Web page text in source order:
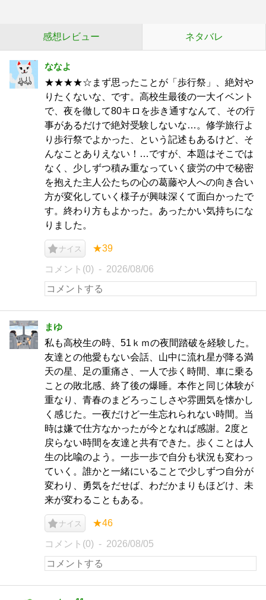
感想レビュー ネタバレ
ななよ
★★★★☆まず思ったことが「歩行祭」、絶対や
りたくないな、です。高校生最後の一大イベント
で、夜を徹して80キロを歩き通すなんて、その行
事があるだけで絶対受験しないな…。修学旅行よ
り歩行祭でよかった、という記述もあるけど、そ
んなことありえない！…ですが、本題はそこでは
なく、少しずつ積み重なっていく疲労の中で秘密
を抱えた主人公たちの心の葛藤や人への向き合い
方が変化していく様子が興味深くて面白かったで
す。終わり方もよかった。あったかい気持ちにな
りました。
ナイス ★39
コメント(0) 2026/08/06
まゆ
私も高校生の時、51ｋｍの夜間踏破を経験した。
友達との他愛もない会話、山中に流れ星が降る満
天の星、足の重痛さ、一人で歩く時間、車に乗る
ことの敗北感、終了後の爆睡。本作と同じ体験が
重なり、青春のまどろっこしさや雰囲気を懐かし
く感じた。一夜だけど一生忘れられない時間。当
時は嫌で仕方なかったが今となれば感謝。2度と
戻らない時間を友達と共有できた。歩くことは人
生の比喩のよう。一歩一歩で自分も状況も変わっ
ていく。誰かと一緒にいることで少しずつ自分が
変わり、勇気をだせば、わだかまりもほどけ、未
来が変わることもある。
ナイス ★46
コメント(0) 2026/08/05